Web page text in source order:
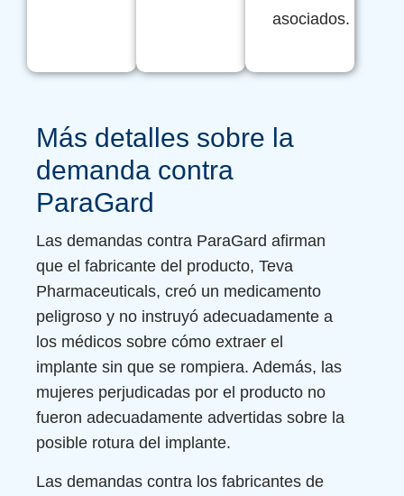
asociados.
Más detalles sobre la
demanda contra
ParaGard
Las demandas contra ParaGard afirman
que el fabricante del producto, Teva
Pharmaceuticals, creó un medicamento
peligroso y no instruyó adecuadamente a
los médicos sobre cómo extraer el
implante sin que se rompiera. Además, las
mujeres perjudicadas por el producto no
fueron adecuadamente advertidas sobre la
posible rotura del implante.
Las demandas contra los fabricantes de